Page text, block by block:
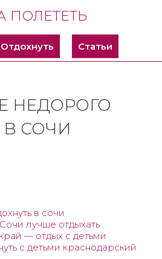
ПОЛЕТЕТЬ
Отдохнуть Статьи
НЕДОРОГО
В СОЧИ
в сочи
лучше отдыхать
— отдых с детьми
с детьми краснодарский